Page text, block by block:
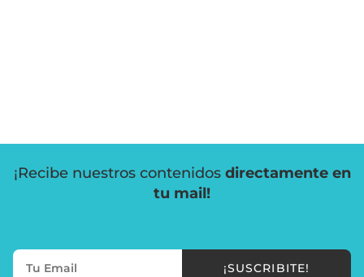
¡Recibe nuestros contenidos directamente en
tu mail!
¡SUSCRIBITE!